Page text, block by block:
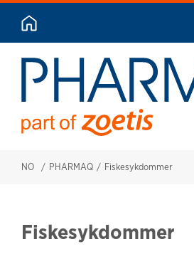
NO PHARMAQ Fiskesykdommer
Fiskesykdommer